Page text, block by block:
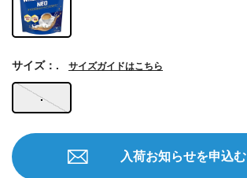
.
サイズ：. サイズガイドはこちら
入荷お知らせを申込む